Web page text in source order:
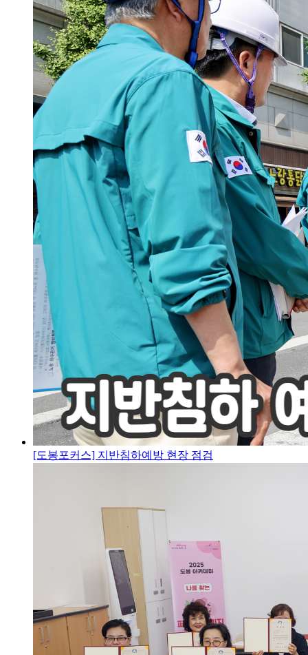
[도봉포커스] 지반침하예방 현장 점검